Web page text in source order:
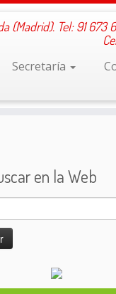
(Madrid). Tel: 91 673
Secretaría
en la Web